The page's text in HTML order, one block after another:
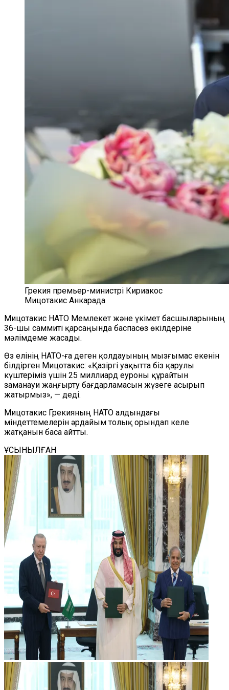
Грекия премьер-министрі Кириакос
Мицотакис Анкарада
Мицотакис НАТО Мемлекет және үкімет басшыларының
36-шы саммиті қарсаңында баспасөз өкілдеріне
мәлімдеме жасады.
Өз елінің НАТО-ға деген қолдауының мызғымас екенін
білдірген Мицотакис: «Қазіргі уақытта біз қарулы
күштеріміз үшін 25 миллиард еуроны құрайтын
заманауи жаңғырту бағдарламасын жүзеге асырып
жатырмыз», — деді.
Мицотакис Грекияның НАТО алдындағы
міндеттемелерін әрдайым толық орындап келе
жатқанын баса айтты.
ҰСЫНЫЛҒАН